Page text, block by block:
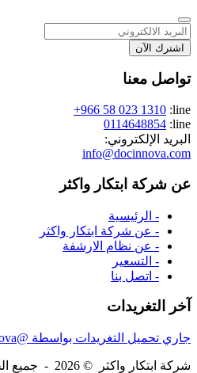
اشترك الآن
تواصل معنا
line:
+966 58 023 1310
line:
0114648854
البريد الإلكتروني:
info@docinnova.com
عن شركة ابتكار واكثر
- الرئيسية
- عن شركة ابتكار واكثر
- عن نظام الارشفة
- التسعير
- اتصل بنا
آخر التغريدات
جاري تحميل التغريدات بواسطة @docinnova...
شركة ابتكار واكثر © 2026 - جميع الحقوق محفوظة, نسخة:1.1.1 - #2315